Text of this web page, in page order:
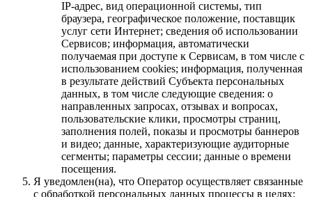
IP-адрес, вид операционной системы, тип
браузера, географическое положение, поставщик
услуг сети Интернет; сведения об использовании
Сервисов; информация, автоматически
получаемая при доступе к Сервисам, в том числе с
использованием cookies; информация, полученная
в результате действий Субъекта персональных
данных, в том числе следующие сведения: о
направленных запросах, отзывах и вопросах,
пользовательские клики, просмотры страниц,
заполнения полей, показы и просмотры баннеров
и видео; данные, характеризующие аудиторные
сегменты; параметры сессии; данные о времени
посещения.
Я уведомлен(на), что Оператор осуществляет связанные
с обработкой персональных данных процессы в целях: